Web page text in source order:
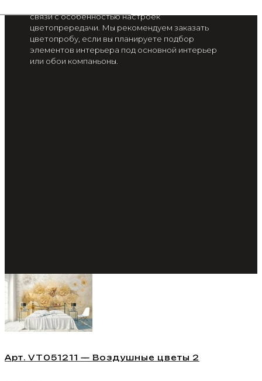
связи с особенностью настроек
цветопрередачи. Мы рекомендуем заказать
цветопробу, если вы планируете подбор
элементов интерьера под основной интерьер
или обои компаньоны.
Арт. VT051211 — Воздушные цветы 2